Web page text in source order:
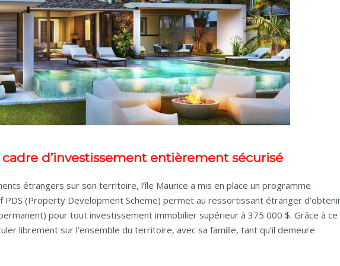
cadre d’investissement entièrement sécurisé
étrangers sur son territoire, l’île Maurice a mis en place un programme
PDS (Property Development Scheme) permet au ressortissant étranger
pour tout investissement immobilier supérieur à 375 000 $. Grâce à ce
librement sur l’ensemble du territoire, avec sa famille, tant qu’il demeure